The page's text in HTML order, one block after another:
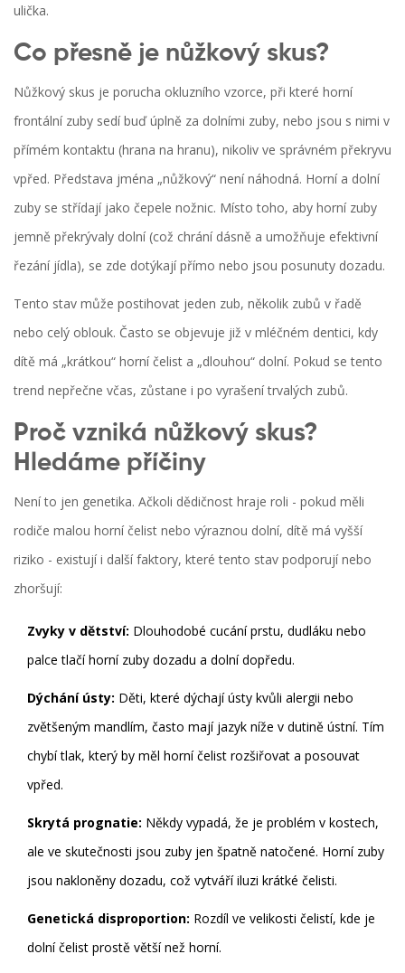
ulička.
Co přesně je nůžkový skus?
Nůžkový skus je porucha okluzního vzorce, při které horní
frontální zuby sedí buď úplně za dolními zuby, nebo jsou s nimi v
přímém kontaktu (hrana na hranu), nikoliv ve správném překryvu
vpřed. Představa jména „nůžkový“ není náhodná. Horní a dolní
zuby se střídají jako čepele nožnic. Místo toho, aby horní zuby
jemně překrývaly dolní (což chrání dásně a umožňuje efektivní
řezání jídla), se zde dotýkají přímo nebo jsou posunuty dozadu.
Tento stav může postihovat jeden zub, několik zubů v řadě
nebo celý oblouk. Často se objevuje již v mléčném dentici, kdy
dítě má „krátkou“ horní čelist a „dlouhou“ dolní. Pokud se tento
trend nepřečne včas, zůstane i po vyrašení trvalých zubů.
Proč vzniká nůžkový skus?
Hledáme příčiny
Není to jen genetika. Ačkoli dědičnost hraje roli - pokud měli
rodiče malou horní čelist nebo výraznou dolní, dítě má vyšší
riziko - existují i další faktory, které tento stav podporují nebo
zhoršují:
Zvyky v dětství: Dlouhodobé cucání prstu, dudláku nebo
palce tlačí horní zuby dozadu a dolní dopředu.
Dýchání ústy: Děti, které dýchají ústy kvůli alergii nebo
zvětšeným mandlím, často mají jazyk níže v dutině ústní. Tím
chybí tlak, který by měl horní čelist rozšiřovat a posouvat
vpřed.
Skrytá prognatie: Někdy vypadá, že je problém v kostech,
ale ve skutečnosti jsou zuby jen špatně natočené. Horní zuby
jsou nakloněny dozadu, což vytváří iluzi krátké čelisti.
Genetická disproportion: Rozdíl ve velikosti čelistí, kde je
dolní čelist prostě větší než horní.